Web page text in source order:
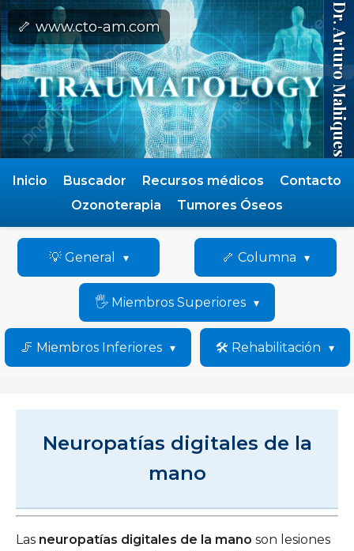
🦴 www.cto-am.com Dr. Arturo Mahiques
Inicio Buscador Recursos médicos
Contacto
Ozonoterapia
Tumores Óseos
💡 General 🦴 Columna
🖐️ Miembros Superiores
🦵 Miembros Inferiores 🛠️ Rehabilitación
Neuropatías digitales de la
mano
Las neuropatías digitales de la mano son lesiones